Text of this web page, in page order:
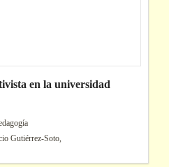
en la universidad
Gutiérrez-Soto,